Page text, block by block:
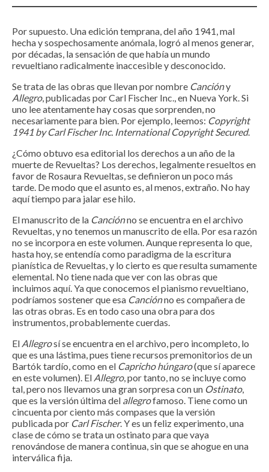
Por supuesto. Una edición temprana, del año 1941, mal
hecha y sospechosamente anómala, logró al menos generar,
por décadas, la sensación de que había un mundo
revueltiano radicalmente inaccesible y desconocido.
Se trata de las obras que llevan por nombre Cancióny
Allegro, publicadas por Carl Fischer Inc., en Nueva York. Si
uno lee atentamente hay cosas que sorprenden, no
necesariamente para bien. Por ejemplo, leemos: Copyright
1941 by Carl Fischer Inc. International Copyright Secured.
¿Cómo obtuvo esa editorial los derechos a un año de la
muerte de Revueltas? Los derechos, legalmente resueltos en
favor de Rosaura Revueltas, se definieron un poco más
tarde. De modo que el asunto es, al menos, extraño. No hay
aquí tiempo para jalar ese hilo.
El manuscrito de la Canciónno se encuentra en el archivo
Revueltas, y no tenemos un manuscrito de ella. Por esa razón
no se incorpora en este volumen. Aunque representa lo que,
hasta hoy, se entendía como paradigma de la escritura
pianística de Revueltas, y lo cierto es que resulta sumamente
elemental. No tiene nada que ver con las obras que
incluimos aquí. Ya que conocemos el pianismo revueltiano,
podríamos sostener que esa Canciónno es compañera de
las otras obras. Es en todo caso una obra para dos
instrumentos, probablemente cuerdas.
El Allegrosí se encuentra en el archivo, pero incompleto, lo
que es una lástima, pues tiene recursos premonitorios de un
Bartók tardío, como en el Capricho húngaro(que sí aparece
en este volumen). El Allegro, por tanto, no se incluye como
tal, pero nos llevamos una gran sorpresa con un Ostinato,
que es la versión última del allegrofamoso. Tiene como un
cincuenta por ciento más compases que la versión
publicada por Carl Fischer. Y es un feliz experimento, una
clase de cómo se trata un ostinato para que vaya
renovándose de manera continua, sin que se ahogue en una
interválica fija.